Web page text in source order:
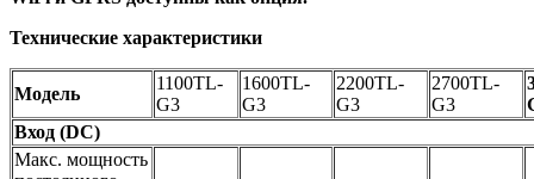
Технические характеристики
Модель
1100TL-
G3
1600TL-
G3
2200TL-
G3
2700TL-
G3
Вход (DC)
Макс. мощность